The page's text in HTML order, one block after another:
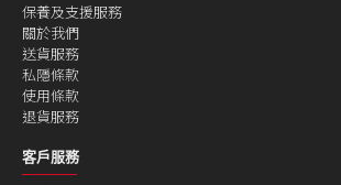
保養及支援服務
關於我們
送貨服務
私隱條款
使用條款
退貨服務
客戶服務